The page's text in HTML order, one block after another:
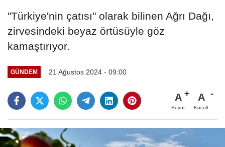
"Türkiye'nin çatısı" olarak bilinen Ağrı Dağı,
zirvesindeki beyaz örtüsüyle göz
kamaştırıyor.
GÜNDEM 21 Ağustos 2024 - 09:00
A
Büyüt
A
Küçült